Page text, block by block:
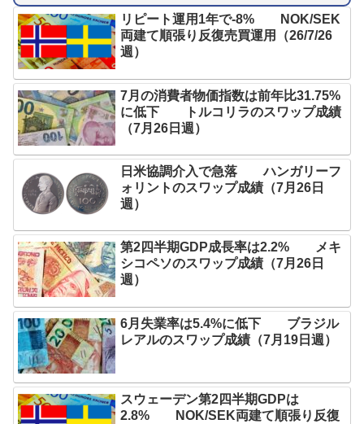
リピート運用1年で-8% NOK/SEK
両建て順張り反復売買運用（26/7/26
週）
7月の消費者物価指数は前年比31.75%
に低下 トルコリラのスワップ成績
（7月26日週）
日米協調介入で急落 ハンガリーフ
ォリントのスワップ成績（7月26日
週）
第2四半期GDP成長率は2.2% メキ
シコペソのスワップ成績（7月26日
週）
6月失業率は5.4%に低下 ブラジル
レアルのスワップ成績（7月19日週）
スウェーデン第2四半期GDPは
2.8% NOK/SEK両建て順張り反復